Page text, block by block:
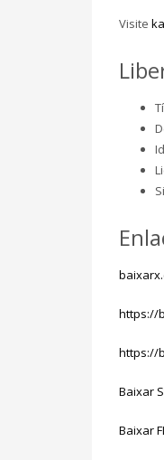
Visite
https://
https://
Baixar
Baixar